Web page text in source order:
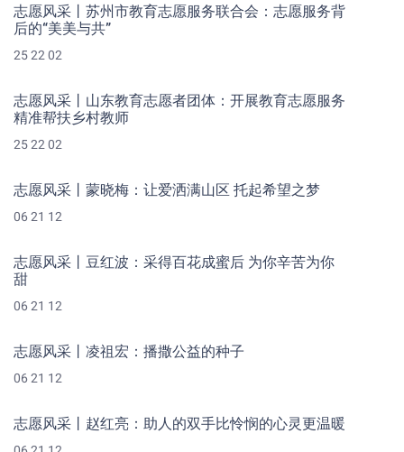
志愿风采丨苏州市教育志愿服务联合会：志愿服务背
后的“美美与共”
25 22 02
志愿风采丨山东教育志愿者团体：开展教育志愿服务
精准帮扶乡村教师
25 22 02
志愿风采丨蒙晓梅：让爱洒满山区 托起希望之梦
06 21 12
志愿风采丨豆红波：采得百花成蜜后 为你辛苦为你
甜
06 21 12
志愿风采丨凌祖宏：播撒公益的种子
06 21 12
志愿风采丨赵红亮：助人的双手比怜悯的心灵更温暖